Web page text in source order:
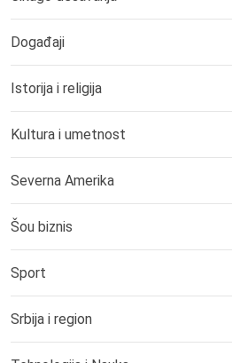
Događaji
Istorija i religija
Kultura i umetnost
Severna Amerika
Šou biznis
Sport
Srbija i region